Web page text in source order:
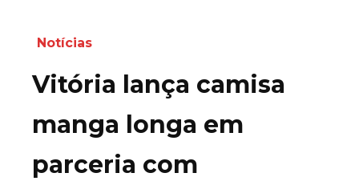
Notícias
Vitória lança camisa
manga longa em
parceria com